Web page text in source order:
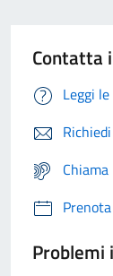
Contatta
Leggi
Problemi